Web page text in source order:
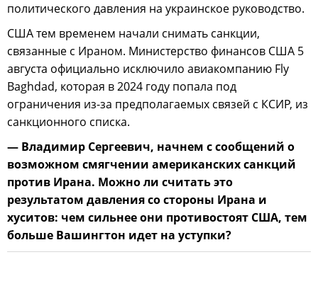
политического давления на украинское руководство.
США тем временем начали снимать санкции,
связанные с Ираном. Министерство финансов США 5
августа официально исключило авиакомпанию Fly
Baghdad, которая в 2024 году попала под
ограничения из-за предполагаемых связей с КСИР, из
санкционного списка.
— Владимир Сергеевич, начнем с сообщений о
возможном смягчении американских санкций
против Ирана. Можно ли считать это
результатом давления со стороны Ирана и
хуситов: чем сильнее они противостоят США, тем
больше Вашингтон идет на уступки?